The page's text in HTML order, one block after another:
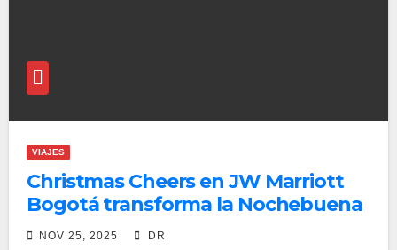
VIAJES
Christmas Cheers en JW Marriott
Bogotá transforma la Nochebuena
con música y gastronomía
NOV 25, 2025 DR